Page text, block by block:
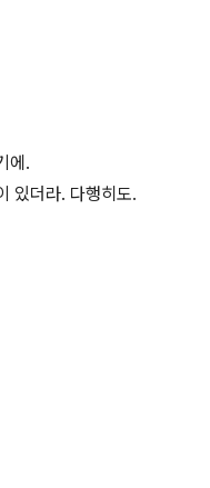
에.
있더라. 다행히도.